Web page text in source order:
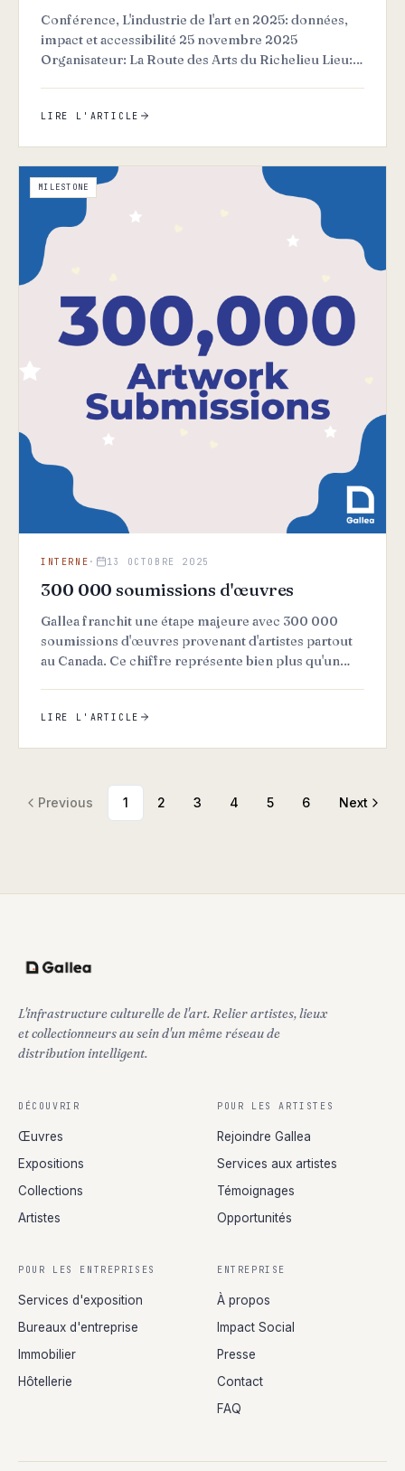
Conférence, L'industrie de l'art en 2025: données,
impact et accessibilité 25 novembre 2025
Organisateur: La Route des Arts du Richelieu Lieu:
LIRE L'ARTICLE
MILESTONE
INTERNE · 13 OCTOBRE 2025
300 000 soumissions d'œuvres
Gallea franchit une étape majeure avec 300 000
soumissions d'œuvres provenant d'artistes partout
au Canada. Ce chiffre représente bien plus qu'un
LIRE L'ARTICLE
Previous 1 2 3 4 5 6 Next
L'infrastructure culturelle de l'art. Relier artistes, lieux
et collectionneurs au sein d'un même réseau de
distribution intelligent.
DÉCOUVRIR
Œuvres
Expositions
Collections
Artistes
POUR LES ARTISTES
Rejoindre Gallea
Services aux artistes
Témoignages
Opportunités
POUR LES ENTREPRISES
Services d'exposition
Bureaux d'entreprise
Immobilier
Hôtellerie
ENTREPRISE
À propos
Impact Social
Presse
Contact
FAQ